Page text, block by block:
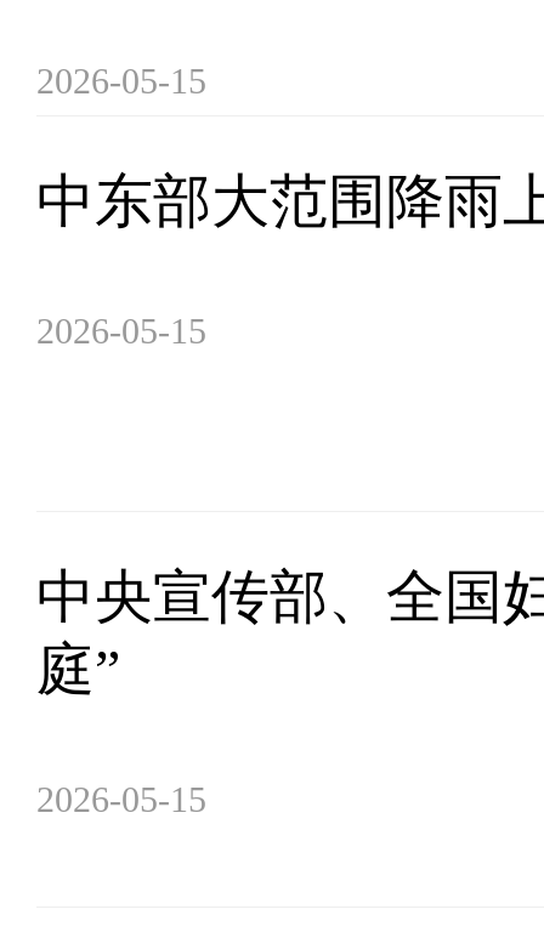
2026-05-15
中东部大范围降雨
2026-05-15
中央宣传部、全国
庭”
2026-05-15